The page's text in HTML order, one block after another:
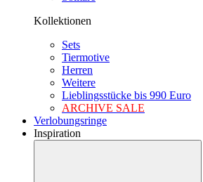
Kollektionen
Sets
Tiermotive
Herren
Weitere
Lieblingsstücke bis 990 Euro
ARCHIVE SALE
Verlobungsringe
Inspiration